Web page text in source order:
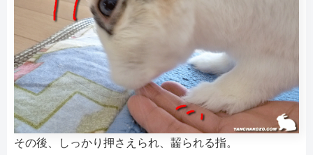
その後、しっかり押さえられ、齧られる指。